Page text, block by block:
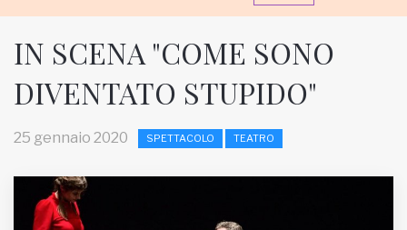
HOME
MUNICIPI
IN SCENA "COME SONO
DIVENTATO STUPIDO"
25 gennaio 2020 SPETTACOLO TEATRO